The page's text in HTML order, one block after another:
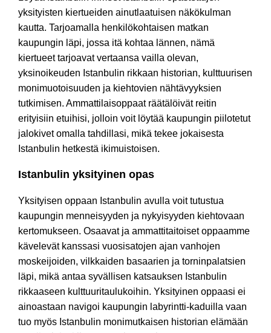
yksityisten kiertueiden ainutlaatuisen näkökulman
kautta. Tarjoamalla henkilökohtaisen matkan
kaupungin läpi, jossa itä kohtaa lännen, nämä
kiertueet tarjoavat vertaansa vailla olevan,
yksinoikeuden Istanbulin rikkaan historian, kulttuurisen
monimuotoisuuden ja kiehtovien nähtävyyksien
tutkimisen. Ammattilaisoppaat räätälöivät reitin
erityisiin etuihisi, jolloin voit löytää kaupungin piilotetut
jalokivet omalla tahdillasi, mikä tekee jokaisesta
Istanbulin hetkestä ikimuistoisen.
Istanbulin yksityinen opas
Yksityisen oppaan Istanbulin avulla voit tutustua
kaupungin menneisyyden ja nykyisyyden kiehtovaan
kertomukseen. Osaavat ja ammattitaitoiset oppaamme
kävelevät kanssasi vuosisatojen ajan vanhojen
moskeijoiden, vilkkaiden basaarien ja torninpalatsien
läpi, mikä antaa syvällisen katsauksen Istanbulin
rikkaaseen kulttuuritaulukoihin. Yksityinen oppaasi ei
ainoastaan navigoi kaupungin labyrintti-kaduilla vaan
tuo myös Istanbulin monimutkaisen historian elämään